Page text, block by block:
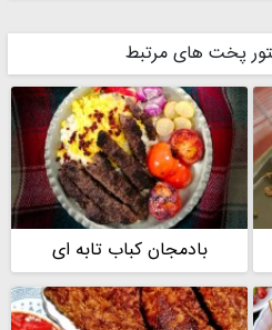
پخت های مرتبط
بادمجان کباب تابه ای